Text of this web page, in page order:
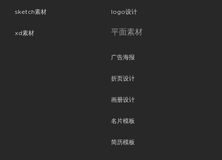
sketch素材
xd素材
logo设计
平面素材
广告海报
折页设计
画册设计
名片模板
简历模板